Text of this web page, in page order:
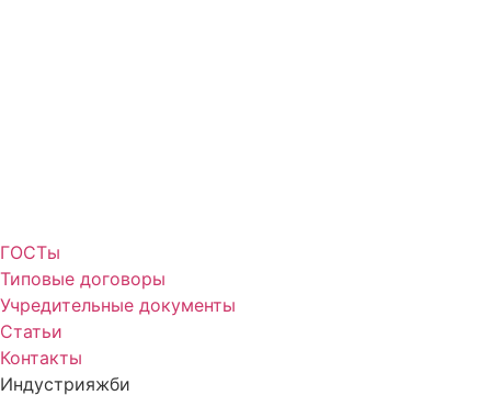
ГОСТы
Типовые договоры
Учредительные документы
Статьи
Контакты
Индустрияжби